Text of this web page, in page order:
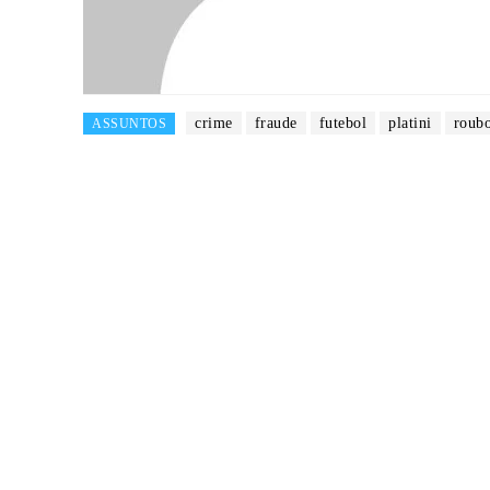
ASSUNTOS crime fraude futebol platini